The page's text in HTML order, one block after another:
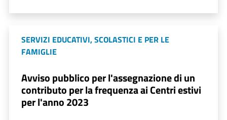
SERVIZI EDUCATIVI, SCOLASTICI E PER LE
FAMIGLIE
Avviso pubblico per l'assegnazione di un
contributo per la frequenza ai Centri estivi
per l'anno 2023